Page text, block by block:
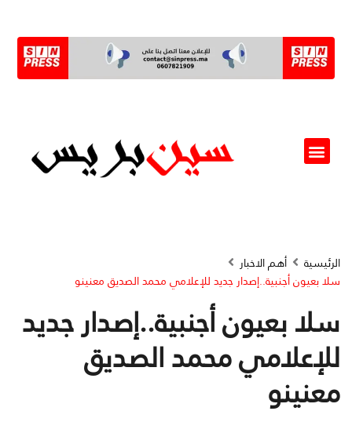
الرئيسية
أهم الاخبار
سلا بعيون أجنبية..إصدار جديد للإعلامي محمد الصديق معنينو
سلا بعيون أجنبية..إصدار جديد
للإعلامي محمد الصديق
معنينو